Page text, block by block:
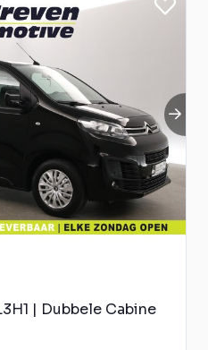
| Dubbele Cabine